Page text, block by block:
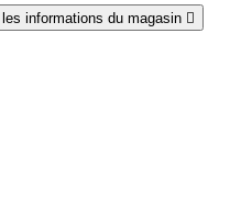
informations du magasin 